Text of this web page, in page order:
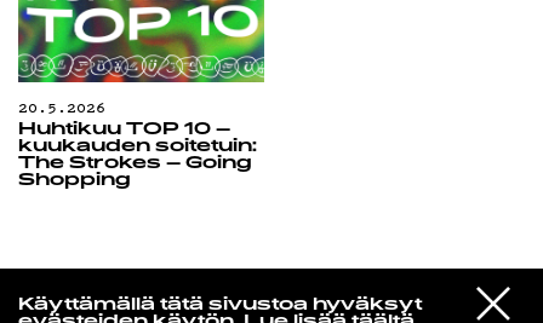
Käyttämällä tätä sivustoa hyväksyt
VIESTI
STUDIOON
Felix Alexander Lybeck
tar vi aldrig slut
20.5.2026
Huhtikuu TOP 10 –
kuukauden soitetuin:
The Strokes – Going
Shopping